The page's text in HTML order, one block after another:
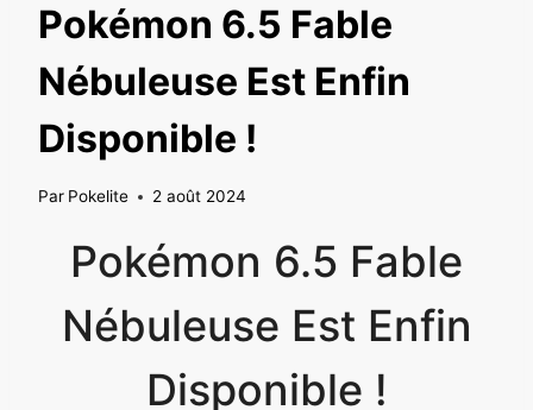
Pokémon 6.5 Fable
Nébuleuse Est Enfin
Disponible !
Par Pokelite 2 août 2024
Pokémon 6.5 Fable
Nébuleuse Est Enfin
Disponible !